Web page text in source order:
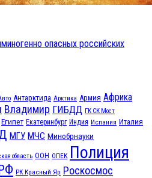
опасных российских
Антарктида Арктика Армия Африка
Владимир ГИБДД ГК СК Мост
Египет Екатеринбург Индия Испания Италия
МГУ МЧС Минобрнауки
область ООН ОПЕК Полиция
РК Красный Яр Роскосмос